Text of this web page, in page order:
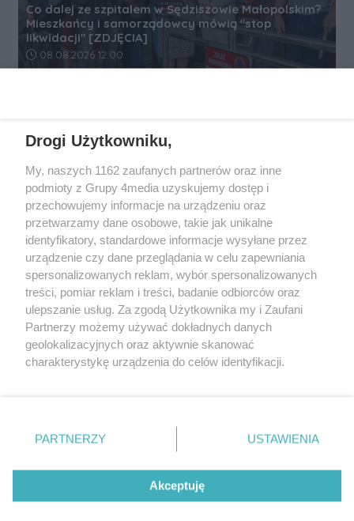
Co dalej ze szpitalem w Sędziszowie Małopolskim?
Mieszkańcy i samorządowcy mówią "stop
likwidacji" [ZDJĘCIA]
Data dodania artykułu:
08.08.2026 12:00
Wydawcą rzeszow-info.pljest:
FUNDACJA MEDIÓW NIEZALEŻNYCH LIBERTAS
ul. Kopernika 10, 35-002 Rzeszów
e-mail:redakcja@rzeszow-info.pl
Zasady dodawania i publikacji komentarzy
Drogi Użytkowniku,
My, naszych 1162 zaufanych partnerów oraz inne
podmioty z Grupy 4media uzyskujemy dostęp i
przechowujemy informacje na urządzeniu oraz
przetwarzamy dane osobowe, takie jak unikalne
identyfikatory, standardowe informacje wysyłane przez
urządzenie czy dane przeglądania w celu zapewniania
spersonalizowanych reklam, wybór spersonalizowanych
treści, pomiar reklam i treści, badanie odbiorców oraz
ulepszanie usług. Za zgodą Użytkownika my i Zaufani
Partnerzy możemy używać dokładnych danych
geolokalizacyjnych oraz aktywnie skanować
charakterystykę urządzenia do celów identyfikacji.
zmienić/wycofać klikając przycisk ustawień prywatności
znajdujący się w lewym dolnym rogu strony
. Niektóre
użytkownika, ale masz prawo sprzeciwić się takiemu
przetwarzaniu. Preferencje będą miały zastosowania tylko
PARTNERZY USTAWIENIA
Akceptuję